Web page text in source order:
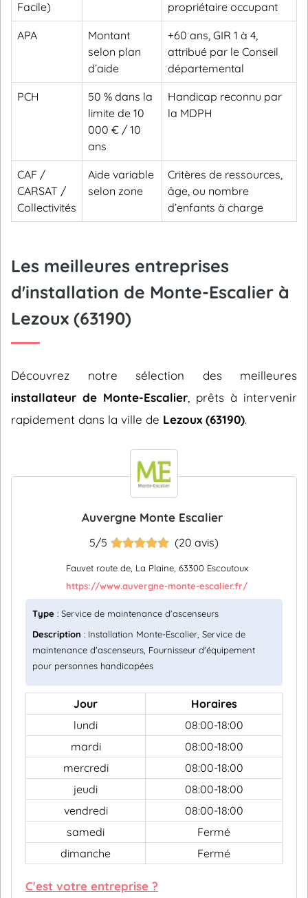
Facile)
propriétaire occupant
APA
Montant
selon plan
d’aide
+60 ans, GIR 1 à 4,
attribué par le Conseil
départemental
PCH
50 % dans la
limite de 10
000 € / 10
ans
Handicap reconnu par
la MDPH
CAF /
CARSAT /
Collectivités
Aide variable
selon zone
Critères de ressources,
âge, ou nombre
d’enfants à charge
Les meilleures entreprises
d'installation de Monte-Escalier à
Lezoux (63190)
Découvrez notre sélection des meilleures
installateur de Monte-Escalier , prêts à intervenir
rapidement dans la ville de Lezoux (63190).
Auvergne Monte Escalier
5/5 (20 avis)
Fauvet route de, La Plaine, 63300 Escoutoux
https://www.auvergne-monte-escalier.fr/
Type : Service de maintenance d'ascenseurs
Description : Installation Monte-Escalier, Service de
maintenance d'ascenseurs, Fournisseur d'équipement
pour personnes handicapées
Jour
Horaires
lundi
08:00-18:00
mardi
08:00-18:00
mercredi
08:00-18:00
jeudi
08:00-18:00
vendredi
08:00-18:00
samedi
Fermé
dimanche
Fermé
C'est votre entreprise ?